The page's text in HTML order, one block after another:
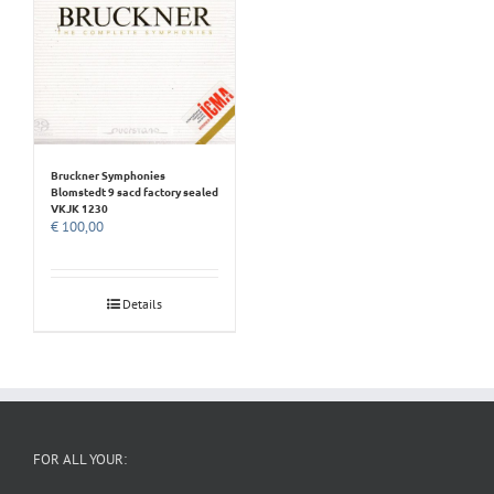
Bruckner Symphonies
Blomstedt 9 sacd factory sealed
VKJK 1230
€ 100,00
Details
FOR ALL YOUR: